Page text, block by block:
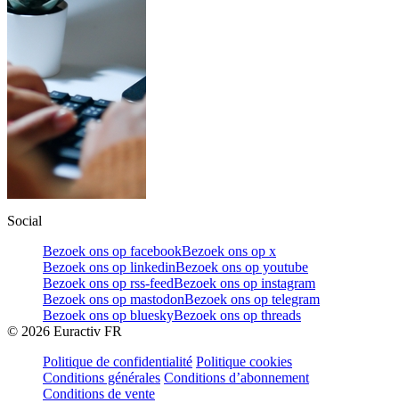
Social
Bezoek ons op facebookBezoek ons op x
Bezoek ons op linkedinBezoek ons op youtube
Bezoek ons op rss-feedBezoek ons op instagram
Bezoek ons op mastodonBezoek ons op telegram
Bezoek ons op blueskyBezoek ons op threads
© 2026 Euractiv FR
Politique de confidentialité Politique cookies
Conditions générales Conditions d’abonnement
Conditions de vente